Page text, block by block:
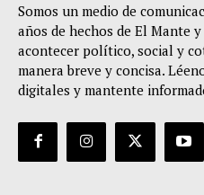
Somos un medio de
años de hechos de El Mante
acontecer político, social y
manera breve y concisa.
digitales y mantente